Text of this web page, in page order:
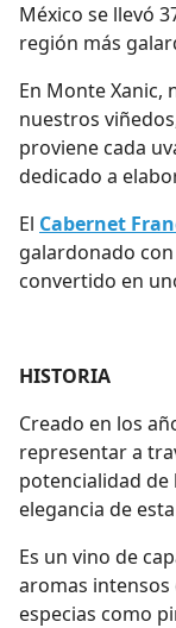
México se llevó
región más
En Monte Xanic,
nuestros
proviene cada
dedicado a
El Cabernet
galardonado con
convertido en
HISTORIA
Creado en los
representar a
potencialidad de
elegancia de
Es un vino de
aromas
especias como